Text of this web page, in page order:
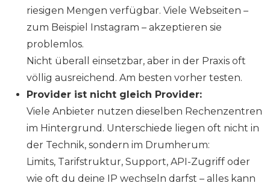
riesigen Mengen verfügbar. Viele Webseiten –
zum Beispiel Instagram – akzeptieren sie
problemlos.
Nicht überall einsetzbar, aber in der Praxis oft
völlig ausreichend. Am besten vorher testen.
Provider ist nicht gleich Provider:
Viele Anbieter nutzen dieselben Rechenzentren
im Hintergrund. Unterschiede liegen oft nicht in
der Technik, sondern im Drumherum:
Limits, Tarifstruktur, Support, API-Zugriff oder
wie oft du deine IP wechseln darfst – alles kann